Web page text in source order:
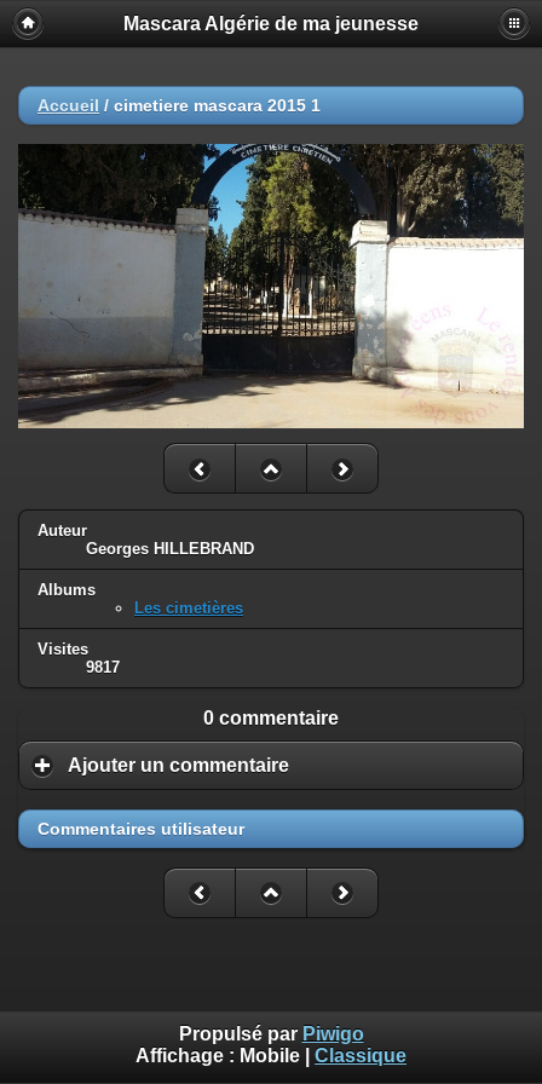
Mascara Algérie de ma jeunesse
Accueil / cimetiere mascara 2015 1
Auteur
Georges HILLEBRAND
Albums
Les cimetières
Visites
9817
0 commentaire
Ajouter un commentaire
Commentaires utilisateur
Propulsé par Piwigo
Affichage : Mobile Classique